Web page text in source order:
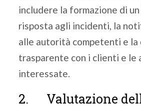
includere la formazione di
risposta agli incidenti, la
alle autorità competenti e la
trasparente con i clienti e le
interessate.
2. Valutazione